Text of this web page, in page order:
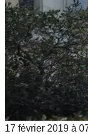
17 février 2019 à